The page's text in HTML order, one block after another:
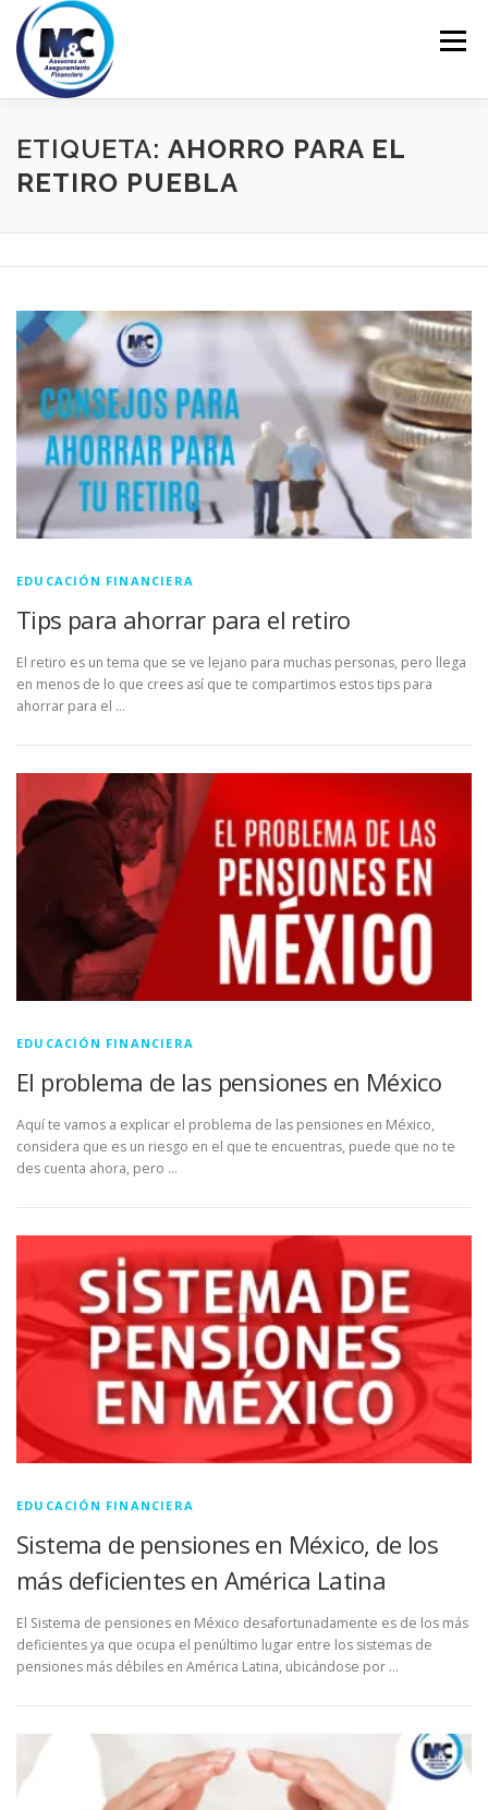
Saltar
contenido
Menú
INICIO ASESORÍA PERSONALES
ETIQUETA: AHORRO PARA EL
RETIRO PUEBLA
EDUCACIÓN FINANCIERA
Tips para ahorrar para el retiro
El retiro es un tema que se ve lejano para muchas personas, pero llega
en menos de lo que crees así que te compartimos estos tips para
ahorrar para el …
EDUCACIÓN FINANCIERA
El problema de las pensiones en México
Aquí te vamos a explicar el problema de las pensiones en México,
considera que es un riesgo en el que te encuentras, puede que no te
des cuenta ahora, pero …
EDUCACIÓN FINANCIERA
Sistema de pensiones en México, de los
más deficientes en América Latina
El Sistema de pensiones en México desafortunadamente es de los más
deficientes ya que ocupa el penúltimo lugar entre los sistemas de
pensiones más débiles en América Latina, ubicándose por …